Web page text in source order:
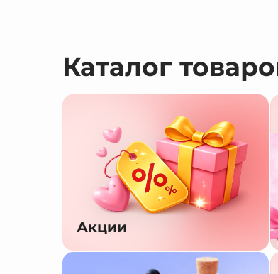
Каталог
Акции